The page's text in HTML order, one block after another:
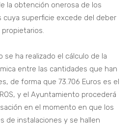
la obtención onerosa de los
superficie excede del deber
se ha realizado el cálculo de la
entre las cantidades que han
de forma que 73.706 Euros es el
y el Ayuntamiento procederá
en el momento en que los
de instalaciones y se hallen